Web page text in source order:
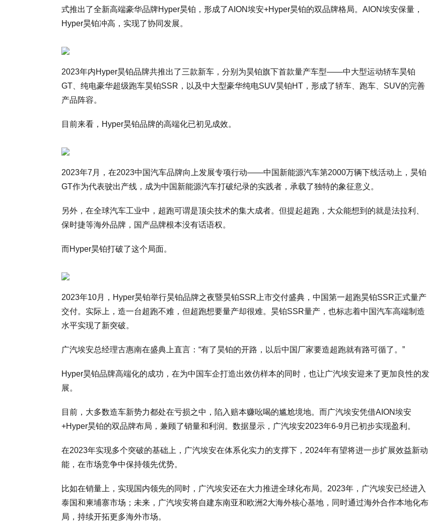
式推出了全新高端豪华品牌Hyper昊铂，形成了AION埃安+Hyper昊铂的双品牌格局。AION埃安保量，
Hyper昊铂冲高，实现了协同发展。
2023年内Hyper昊铂品牌共推出了三款新车，分别为昊铂旗下首款量产车型——中大型运动轿车昊铂
GT、纯电豪华超级跑车昊铂SSR，以及中大型豪华纯电SUV昊铂HT，形成了轿车、跑车、SUV的完善
产品阵容。
目前来看，Hyper昊铂品牌的高端化已初见成效。
2023年7月，在2023中国汽车品牌向上发展专项行动——中国新能源汽车第2000万辆下线活动上，昊铂
GT作为代表驶出产线，成为中国新能源汽车打破纪录的实践者，承载了独特的象征意义。
另外，在全球汽车工业中，超跑可谓是顶尖技术的集大成者。但提起超跑，大众能想到的就是法拉利、
保时捷等海外品牌，国产品牌根本没有话语权。
而Hyper昊铂打破了这个局面。
2023年10月，Hyper昊铂举行昊铂品牌之夜暨昊铂SSR上市交付盛典，中国第一超跑昊铂SSR正式量产
交付。实际上，造一台超跑不难，但超跑想要量产却很难。昊铂SSR量产，也标志着中国汽车高端制造
水平实现了新突破。
广汽埃安总经理古惠南在盛典上直言：“有了昊铂的开路，以后中国厂家要造超跑就有路可循了。”
Hyper昊铂品牌高端化的成功，在为中国车企打造出效仿样本的同时，也让广汽埃安迎来了更加良性的发
展。
目前，大多数造车新势力都处在亏损之中，陷入赔本赚吆喝的尴尬境地。而广汽埃安凭借AION埃安
+Hyper昊铂的双品牌布局，兼顾了销量和利润。数据显示，广汽埃安2023年6-9月已初步实现盈利。
在2023年实现多个突破的基础上，广汽埃安在体系化实力的支撑下，2024年有望将进一步扩展效益新动
能，在市场竞争中保持领先优势。
比如在销量上，实现国内领先的同时，广汽埃安还在大力推进全球化布局。2023年，广汽埃安已经进入
泰国和柬埔寨市场；未来，广汽埃安将自建东南亚和欧洲2大海外核心基地，同时通过海外合作本地化布
局，持续开拓更多海外市场。